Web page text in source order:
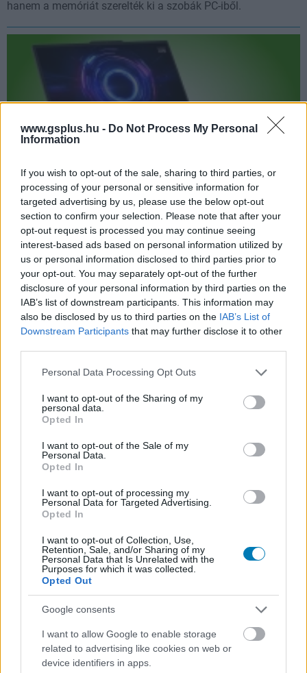
www.gsplus.hu - Do Not Process My Personal
Information
If you wish to opt-out of the sale, sharing to third parties, or
processing of your personal or sensitive information for
targeted advertising by us, please use the below opt-out
section to confirm your selection. Please note that after your
opt-out request is processed you may continue seeing
interest-based ads based on personal information utilized by
us or personal information disclosed to third parties prior to
your opt-out. You may separately opt-out of the further
disclosure of your personal information by third parties on the
IAB’s list of downstream participants. This information may
also be disclosed by us to third parties on the IAB’s List of
Downstream Participants that may further disclose it to other
Please note that this website/app uses one or more Google
not limited to your visit or usage behaviour. You may click to
grant or deny consent to Google and its third-party tags to
use your data for below specified purposes in below Google
consent section.
Personal Data Processing Opt Outs
I want to opt-out of the Sharing of my
personal data.
Opted In
I want to opt-out of the Sale of my
Personal Data.
Opted In
I want to opt-out of processing my
Personal Data for Targeted Advertising.
Opted In
I want to opt-out of Collection, Use,
Retention, Sale, and/or Sharing of my
Personal Data that Is Unrelated with the
Purposes for which it was collected.
Opted Out
Google consents
I want to allow Google to enable storage
related to advertising like cookies on web or
device identifiers in apps.
hanem a memóriát szerelték ki a szobák PC-iből.
12 GB-os RTX 5070-nel frissült a 17 hüvelykes
Lenovo LOQ
pcwplus.hu| 2026.07.24 08:20
Több videómemóriát kapott a Lenovo játékos laptopja.
350 ezer forintért vett milliós gamerkonfigot a sült
pcwplus.hu| 2026.07.23 13:30
Néha egy ártatlannak tűnő, unalmas bevásárlás során